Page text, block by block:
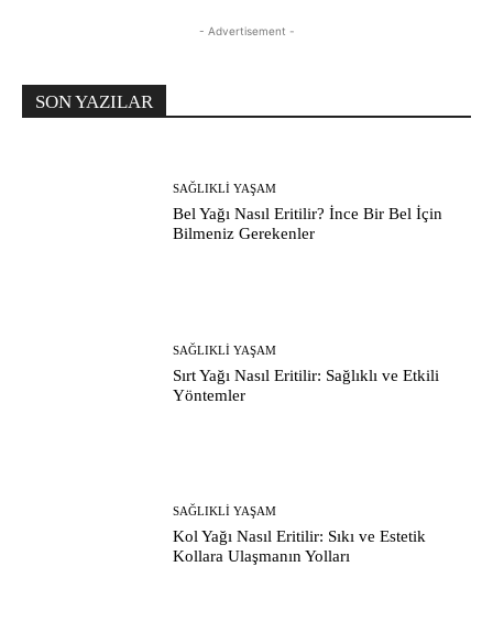
- Advertisement -
SON YAZILAR
SAĞLIKLI YAŞAM
Bel Yağı Nasıl Eritilir? İnce Bir Bel İçin
Bilmeniz Gerekenler
SAĞLIKLI YAŞAM
Sırt Yağı Nasıl Eritilir: Sağlıklı ve Etkili
Yöntemler
SAĞLIKLI YAŞAM
Kol Yağı Nasıl Eritilir: Sıkı ve Estetik
Kollara Ulaşmanın Yolları